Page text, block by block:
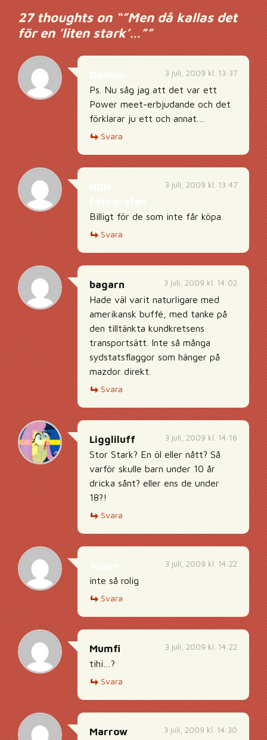
27 thoughts on “”Men då kallas det
för en ’liten stark’…””
3 juli, 2009 kl. 13:37
Ps. Nu såg jag att det var ett
Power meet-erbjudande och det
förklarar ju ett och annat…
Svara
3 juli, 2009 kl. 13:47
Billigt för de som inte får köpa.
Svara
3 juli, 2009 kl. 14:02
bagarn
Hade väl varit naturligare med
amerikansk buffé, med tanke på
den tilltänkta kundkretsens
transportsätt. Inte så många
sydstatsflaggor som hänger på
mazdor direkt.
Svara
3 juli, 2009 kl. 14:16
Liggliluff
Stor Stark? En öl eller nått? Så
varför skulle barn under 10 år
dricka sånt? eller ens de under
18?!
Svara
3 juli, 2009 kl. 14:22
inte så rolig
Svara
3 juli, 2009 kl. 14:22
Mumfi
tihi…?
Svara
3 juli, 2009 kl. 14:30
Marrow